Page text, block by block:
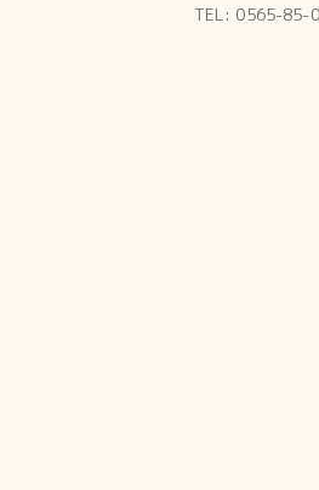
TEL: 0565-85-